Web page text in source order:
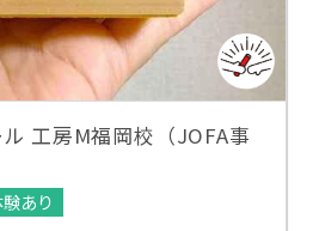
工房M福岡校（JOFA事
あり